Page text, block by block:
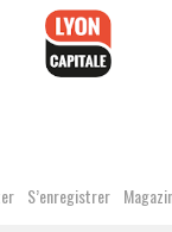
S’enregistrer